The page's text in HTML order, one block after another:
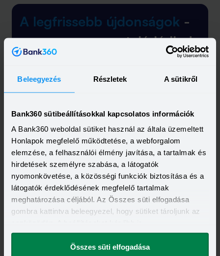
Beleegyezés Részletek A sütikről
Bank360 sütibeállításokkal kapcsolatos információk
A Bank360 weboldal sütiket használ az általa üzemeltett
Honlapok megfelelő működtetése, a webforgalom
elemzése, a felhasználói élmény javítása, a tartalmak és
hirdetések személyre szabása, a látogatók
nyomonkövetése, a közösségi funkciók biztosítása és a
látogatók érdeklődésének megfelelő tartalmak
meghatározása céljából. Az Összes süti elfogadása
gombra kattintva beleegyezel, hogy sütiket tároljunk az
megváltoztathatod.
Összes süti elfogadása
A legfrissebb újdonságok -
egyenesen a postaládádba!
Csoport
Adatkezelési szabályzatát
ÁSZF-ét
Feliratkozás